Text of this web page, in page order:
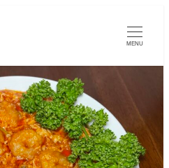
MENU